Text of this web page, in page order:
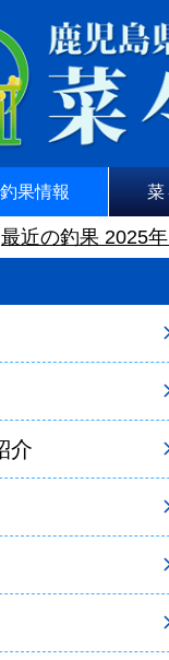
釣果情報 菜
最近の釣果 2025年
介